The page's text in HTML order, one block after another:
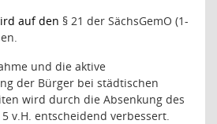
auf den § 21 der SächsGemO (1-
und die aktive
der Bürger bei städtischen
wird durch die Absenkung des
v.H. entscheidend verbessert.